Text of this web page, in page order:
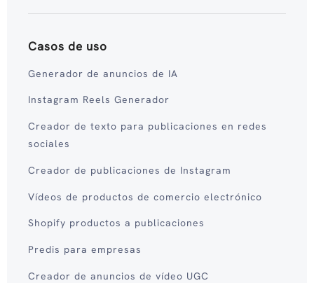
Casos de uso
Generador de anuncios de IA
Instagram Reels Generador
Creador de texto para publicaciones en redes
sociales
Creador de publicaciones de Instagram
Vídeos de productos de comercio electrónico
Shopify productos a publicaciones
Predis para empresas
Creador de anuncios de vídeo UGC